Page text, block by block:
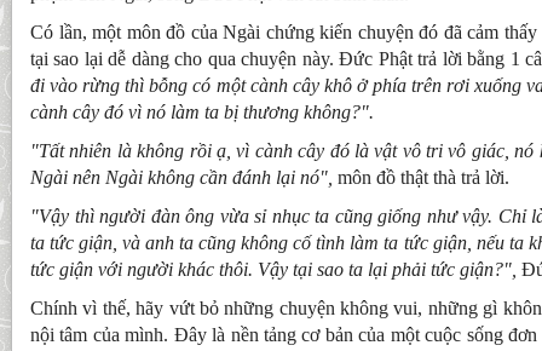
Có lần, một môn đồ của Ngài chứng kiến chuyện đó đã cảm
tại sao lại dễ dàng cho qua chuyện này. Đức Phật trả lời bằng 1
đi vào rừng thì bỗng có một cành cây khô ở phía trên rơi xuống
cành cây đó vì nó làm ta bị thương không?".
"Tất nhiên là không rồi ạ, vì cành cây đó là vật vô tri vô giác, nó
Ngài nên Ngài không cần đánh lại nó", môn đồ thật thà trả lời.
"Vậy thì người đàn ông vừa sỉ nhục ta cũng giống như vậy. Chỉ
ta tức giận, và anh ta cũng không cố tình làm ta tức giận, nếu ta
tức giận với người khác thôi. Vậy tại sao ta lại phải tức giận?",
Chính vì thế, hãy vứt bỏ những chuyện không vui, những gì
nội tâm của mình. Đây là nền tảng cơ bản của một cuộc sống